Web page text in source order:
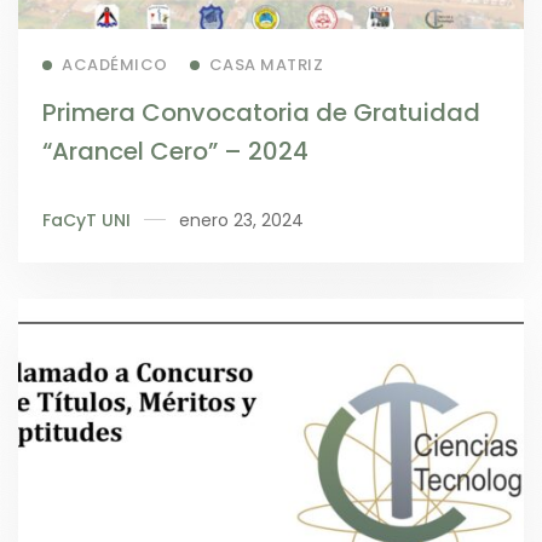
Read more
ACADÉMICO CASA MATRIZ
Primera Convocatoria de Gratuidad
“Arancel Cero” – 2024
FaCyT UNI enero 23, 2024